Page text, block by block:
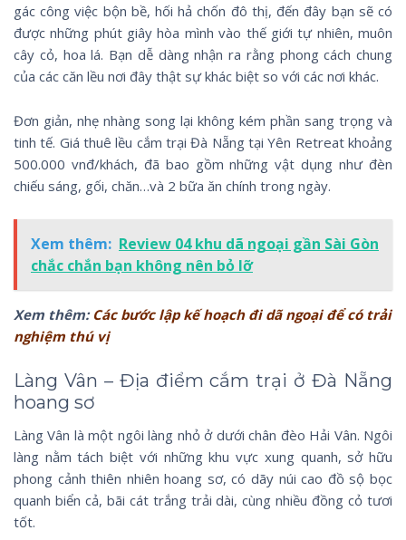
gác công việc bộn bề, hối hả chốn đô thị, đến đây bạn sẽ có
được những phút giây hòa mình vào thế giới tự nhiên, muôn
cây cỏ, hoa lá. Bạn dễ dàng nhận ra rằng phong cách chung
của các căn lều nơi đây thật sự khác biệt so với các nơi khác.
Đơn giản, nhẹ nhàng song lại không kém phần sang trọng và
tinh tế. Giá thuê lều cắm trại Đà Nẵng tại Yên Retreat khoảng
500.000 vnđ/khách, đã bao gồm những vật dụng như đèn
chiếu sáng, gối, chăn…và 2 bữa ăn chính trong ngày.
Xem thêm: Review 04 khu dã ngoại gần Sài Gòn
chắc chắn bạn không nên bỏ lỡ
Xem thêm: Các bước lập kế hoạch đi dã ngoại để có trải
nghiệm thú vị
Làng Vân – Địa điểm cắm trại ở Đà Nẵng
hoang sơ
Làng Vân là một ngôi làng nhỏ ở dưới chân đèo Hải Vân. Ngôi
làng nằm tách biệt với những khu vực xung quanh, sở hữu
phong cảnh thiên nhiên hoang sơ, có dãy núi cao đồ sộ bọc
quanh biển cả, bãi cát trắng trải dài, cùng nhiều đồng cỏ tươi
tốt.